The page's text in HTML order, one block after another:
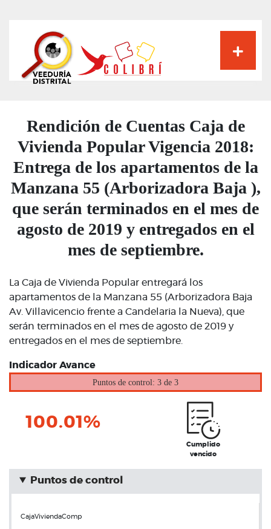
principal
Rendición de Cuentas Caja de
Vivienda Popular Vigencia 2018:
Entrega de los apartamentos de la
Manzana 55 (Arborizadora Baja ),
que serán terminados en el mes de
agosto de 2019 y entregados en el
mes de septiembre.
La Caja de Vivienda Popular entregará los
apartamentos de la Manzana 55 (Arborizadora Baja
Av. Villavicencio frente a Candelaria la Nueva), que
serán terminados en el mes de agosto de 2019 y
entregados en el mes de septiembre.
Indicador Avance
Puntos de control: 3 de 3
100.01%
Cumplido
vencido
Puntos de control
CajaViviendaComp